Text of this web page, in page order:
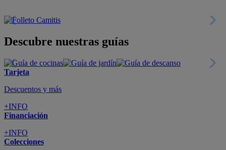
Descubre nuestras guías
Tarjeta
Descuentos y más
+INFO
Financiación
+INFO
Colecciones